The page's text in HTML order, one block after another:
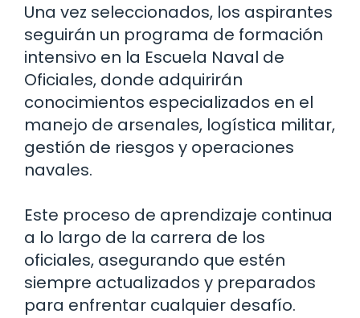
Una vez seleccionados, los aspirantes
seguirán un programa de formación
intensivo en la Escuela Naval de
Oficiales, donde adquirirán
conocimientos especializados en el
manejo de arsenales, logística militar,
gestión de riesgos y operaciones
navales.
Este proceso de aprendizaje continua
a lo largo de la carrera de los
oficiales, asegurando que estén
siempre actualizados y preparados
para enfrentar cualquier desafío.